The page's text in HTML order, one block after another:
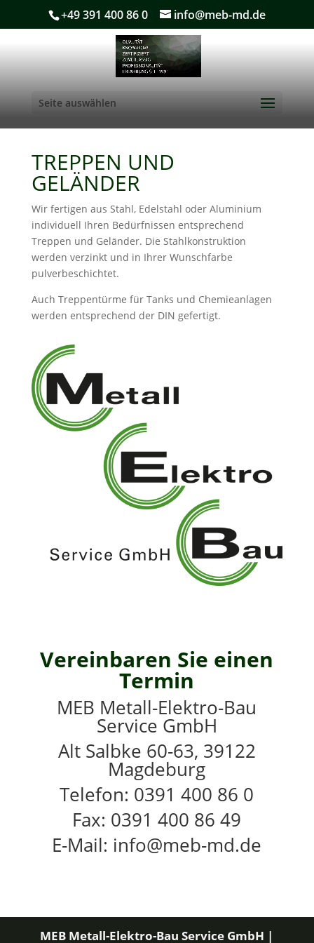
+49 391 400 86 0 info@meb-md.de
Seite auswählen
TREPPEN UND
GELÄNDER
Wir fertigen aus Stahl, Edelstahl oder Aluminium
individuell Ihren Bedürfnissen entsprechend
Treppen und Geländer. Die Stahlkonstruktion
werden verzinkt und in Ihrer Wunschfarbe
pulverbeschichtet.
Auch Treppentürme für Tanks und Chemieanlagen
werden entsprechend der DIN gefertigt.
Vereinbaren Sie einen
Termin
MEB Metall-Elektro-Bau
Service GmbH
Alt Salbke 60-63, 39122
Magdeburg
Telefon: 0391 400 86 0
Fax: 0391 400 86 49
E-Mail: info@meb-md.de
MEB Metall-Elektro-Bau Service GmbH |